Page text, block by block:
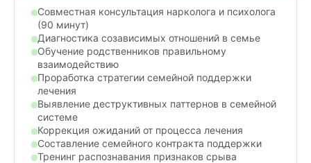
Совместная консультация нарколога и психолога
(90 минут)
Диагностика созависимых отношений в семье
Обучение родственников правильному
взаимодействию
Проработка стратегии семейной поддержки
лечения
Выявление деструктивных паттернов в семейной
системе
Коррекция ожиданий от процесса лечения
Составление семейного контракта поддержки
Тренинг распознавания признаков срыва